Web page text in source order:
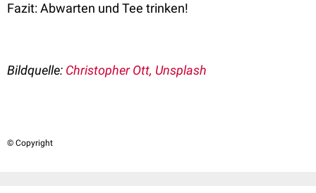
Fazit: Abwarten und Tee trinken!
Bildquelle: Christopher Ott, Unsplash
© Copyright